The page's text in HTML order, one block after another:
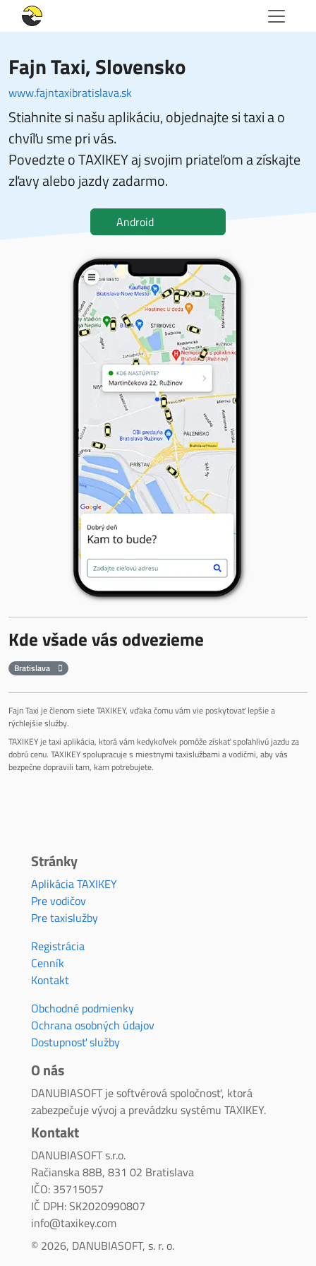
Fajn Taxi, Slovensko
www.fajntaxibratislava.sk
Stiahnite si našu aplikáciu, objednajte si taxi a o
chvíľu sme pri vás.
Povedzte o TAXIKEY aj svojim priateľom a získajte
zľavy alebo jazdy zadarmo.
Android
Kde všade vás odvezieme
Bratislava
Fajn Taxi je členom siete TAXIKEY, vďaka čomu vám vie poskytovať lepšie a
rýchlejšie služby.
TAXIKEY je taxi aplikácia, ktorá vám kedykoľvek pomôže získať spoľahlivú jazdu za
dobrú cenu. TAXIKEY spolupracuje s miestnymi taxislužbami a vodičmi, aby vás
bezpečne dopravili tam, kam potrebujete.
Stránky
Aplikácia TAXIKEY
Pre vodičov
Pre taxislužby
Registrácia
Cenník
Kontakt
Obchodné podmienky
Ochrana osobných údajov
Dostupnosť služby
O nás
DANUBIASOFT je softvérová spoločnosť, ktorá
zabezpečuje vývoj a prevádzku systému TAXIKEY.
Kontakt
DANUBIASOFT s.r.o.
Račianska 88B, 831 02 Bratislava
IČO: 35715057
IČ DPH: SK2020990807
info@taxikey.com
© 2026, DANUBIASOFT, s. r. o.